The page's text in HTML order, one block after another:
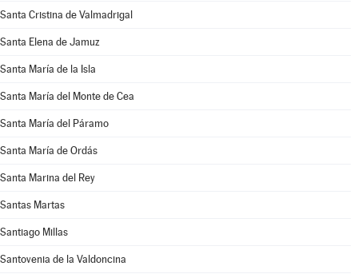
Santa Cristina de Valmadrigal
Santa Elena de Jamuz
Santa María de la Isla
Santa María del Monte de Cea
Santa María del Páramo
Santa María de Ordás
Santa Marina del Rey
Santas Martas
Santiago Millas
Santovenia de la Valdoncina